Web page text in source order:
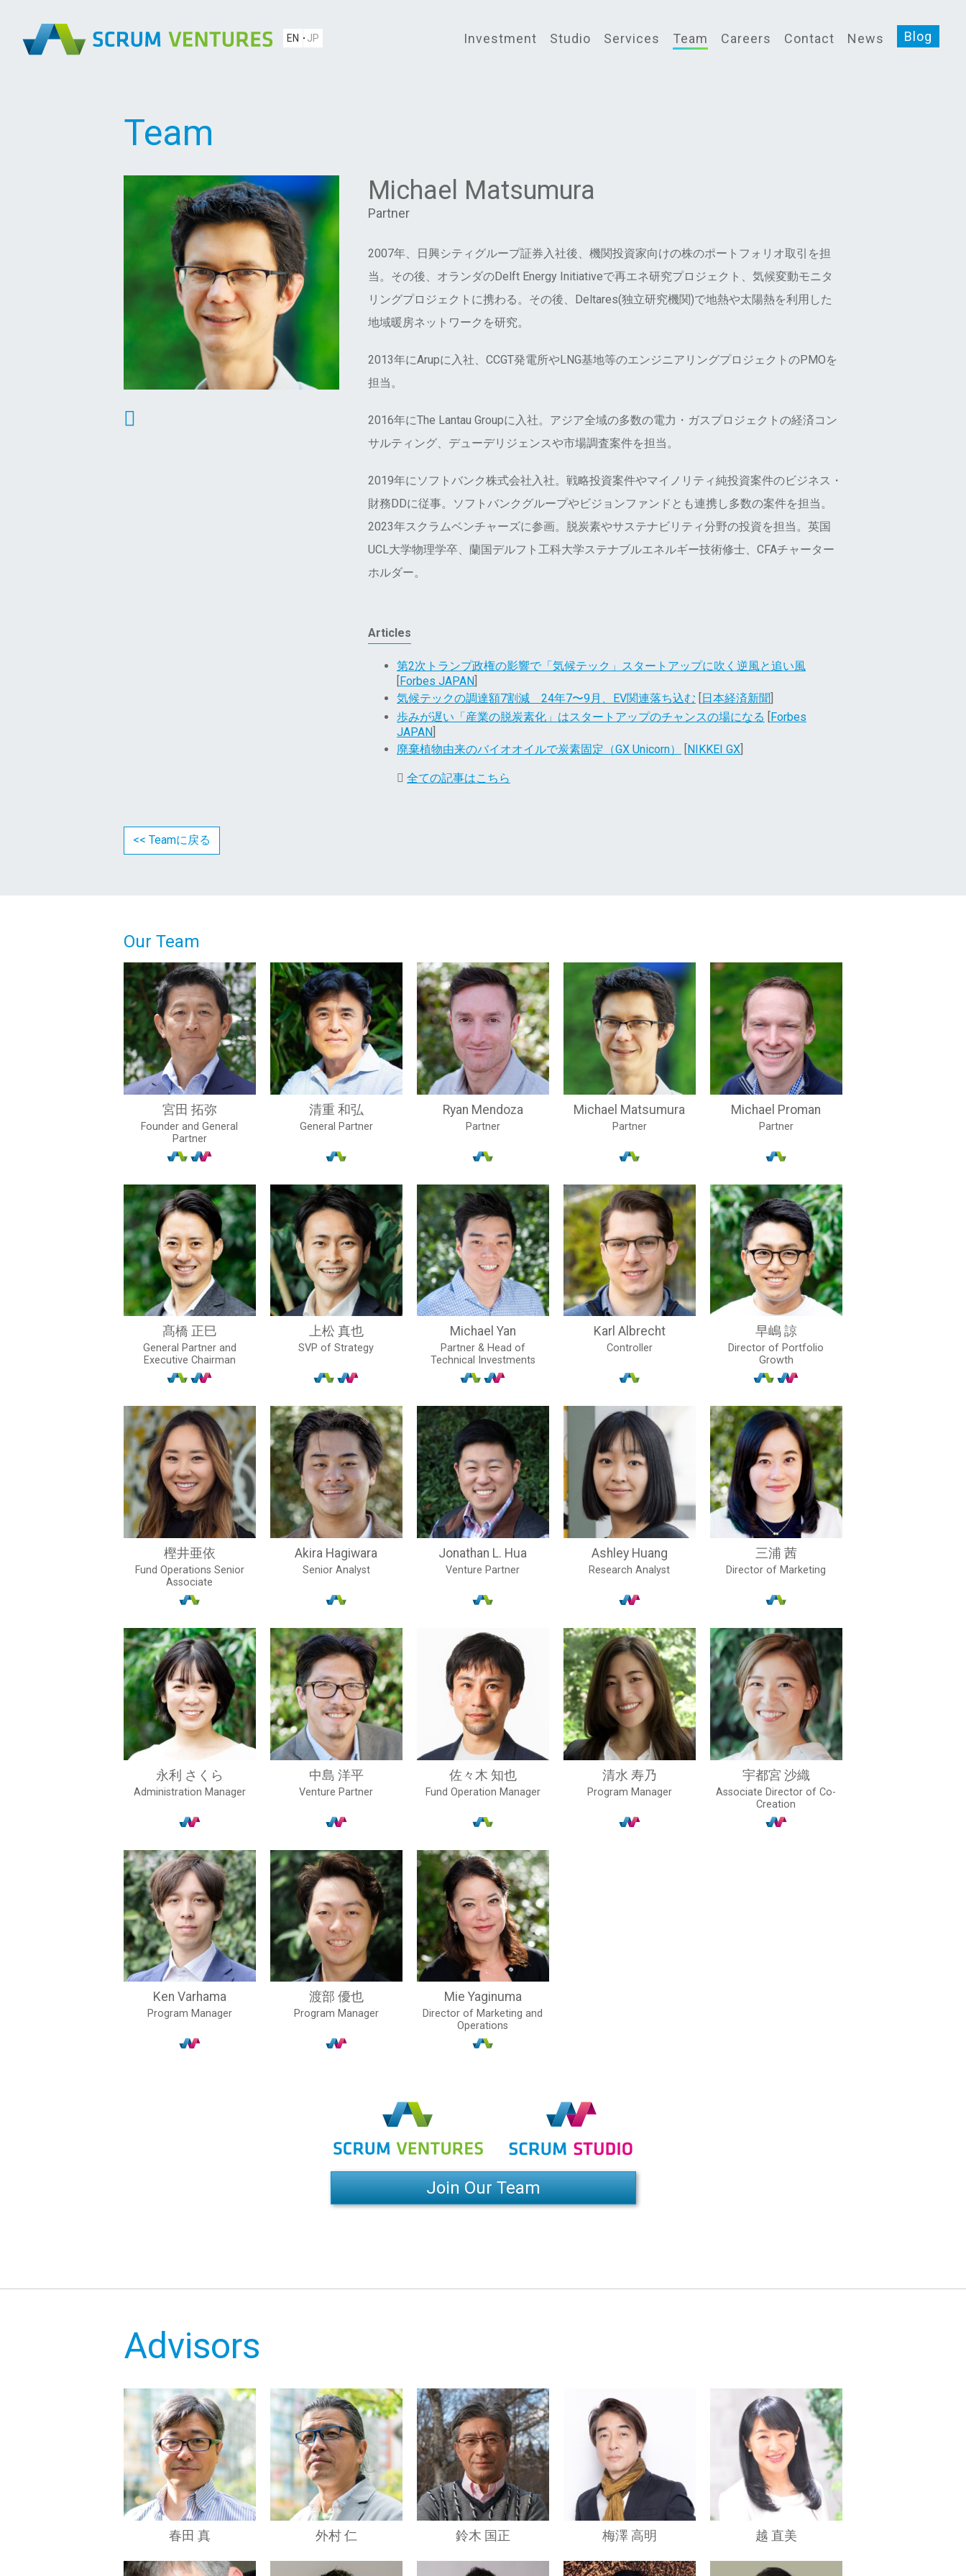
EN JP Investment Studio Services Team Careers Contact News Blog
Team
Michael Matsumura
Partner
2007年、日興シティグループ証券入社後、機関投資家向けの株のポートフォリオ取引を担
当。その後、オランダのDelft Energy Initiativeで再エネ研究プロジェクト、気候変動モニタ
リングプロジェクトに携わる。その後、Deltares(独立研究機関)で地熱や太陽熱を利用した
地域暖房ネットワークを研究。
2013年にArupに入社、CCGT発電所やLNG基地等のエンジニアリングプロジェクトのPMOを
担当。
2016年にThe Lantau Groupに入社。アジア全域の多数の電力・ガスプロジェクトの経済コン
サルティング、デューデリジェンスや市場調査案件を担当。
2019年にソフトバンク株式会社入社。戦略投資案件やマイノリティ純投資案件のビジネス・
財務DDに従事。ソフトバンクグループやビジョンファンドとも連携し多数の案件を担当。
2023年スクラムベンチャーズに参画。脱炭素やサステナビリティ分野の投資を担当。英国
UCL大学物理学卒、蘭国デルフト工科大学ステナブルエネルギー技術修士、CFAチャーター
ホルダー。
Articles
第2次トランプ政権の影響で「気候テック」スタートアップに吹く逆風と追い風
[Forbes JAPAN
気候テックの調達額7割減 24年7〜9月、EV関連落ち込む [日本経済新聞
歩みが遅い「産業の脱炭素化」はスタートアップのチャンスの場になる [Forbes
JAPAN
廃棄植物由来のバイオオイルで炭素固定（GX Unicorn）
[NIKKEI GX
全ての記事はこちら
<< Teamに戻る
Our Team
宮田 拓弥
Founder and General
Partner
清重 和弘
General Partner
Ryan Mendoza
Partner
Michael Matsumura
Partner
Michael Proman
Partner
髙橋 正巳
General Partner and
Executive Chairman
上松 真也
SVP of Strategy
Michael Yan
Partner & Head of
Technical Investments
Karl Albrecht
Controller
早嶋 諒
Director of Portfolio
Growth
樫井亜依
Fund Operations Senior
Associate
Akira Hagiwara
Senior Analyst
Jonathan L. Hua
Venture Partner
Ashley Huang
Research Analyst
三浦 茜
Director of Marketing
永利 さくら
Administration Manager
中島 洋平
Venture Partner
佐々木 知也
Fund Operation Manager
清水 寿乃
Program Manager
宇都宮 沙織
Associate Director of Co-
Creation
Ken Varhama
Program Manager
渡部 優也
Program Manager
Mie Yaginuma
Director of Marketing and
Operations
Join Our Team
Advisors
春田 真 外村 仁 鈴木 国正 梅澤 高明 越 直美